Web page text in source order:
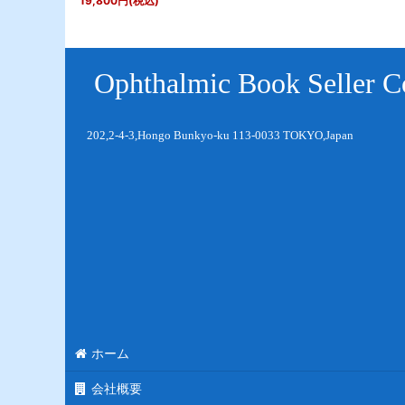
Ophthalmic Book Seller
202,2-4-3,Hongo Bunkyo-ku 113-0033 TOKYO,Japan
ホーム
会社概要